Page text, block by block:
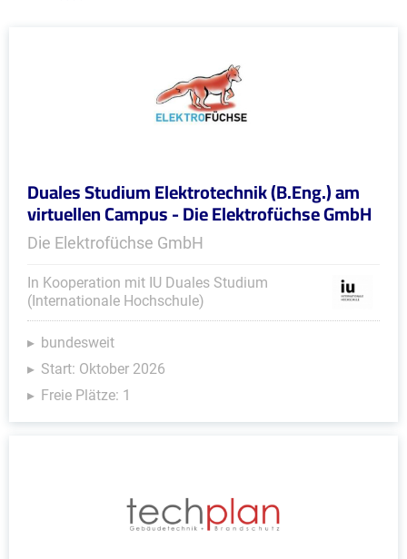
Duales Studium Elektrotechnik (B.Eng.) am
virtuellen Campus - Die Elektrofüchse GmbH
Die Elektrofüchse GmbH
In Kooperation mit IU Duales Studium
(Internationale Hochschule)
bundesweit
Start: Oktober 2026
Freie Plätze: 1